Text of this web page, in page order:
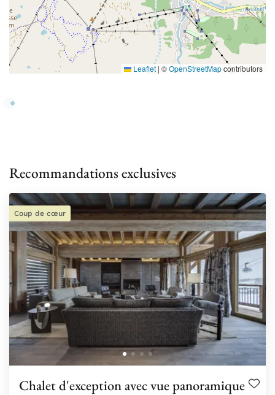
Leaflet | ©OpenStreetMapcontributors
Recommandations exclusives
Coup de cœur
Chalet d'exception avec vue panoramique